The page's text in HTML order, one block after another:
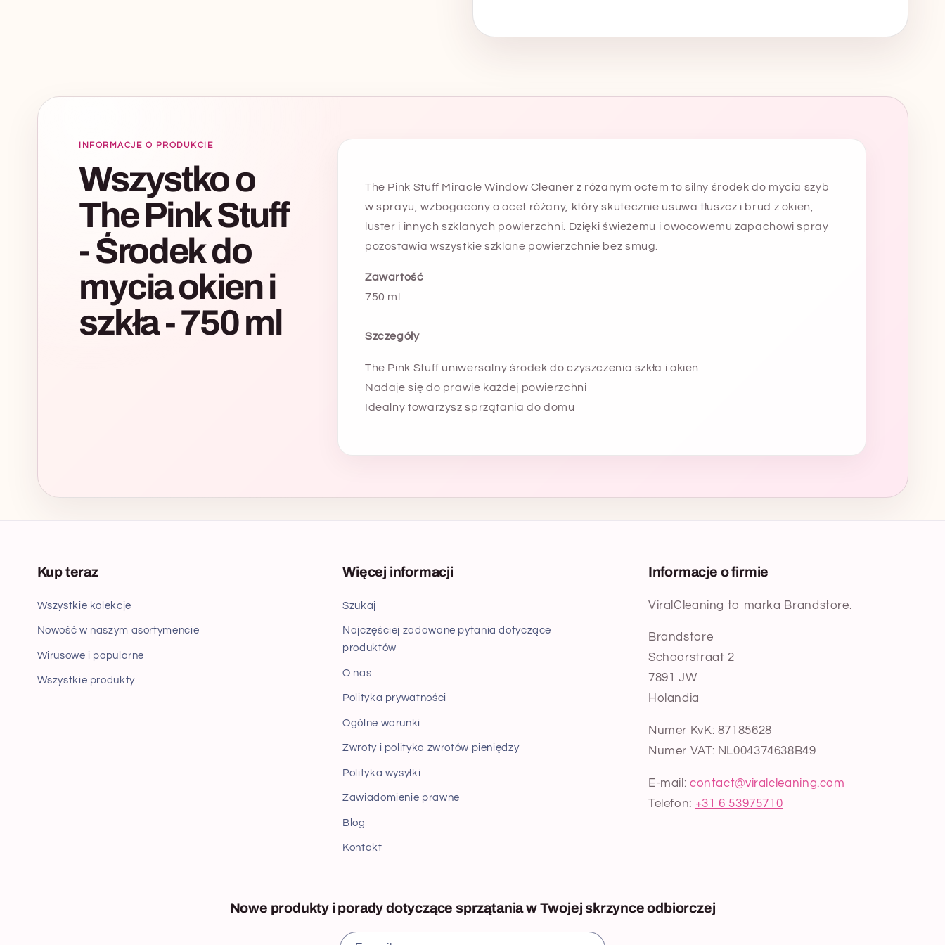
INFORMACJE O PRODUKCIE
Wszystko o
The Pink Stuff
- Środek do
mycia okien i
szkła - 750 ml
The Pink Stuff Miracle Window Cleaner z różanym octem to silny środek do mycia szyb
w sprayu, wzbogacony o ocet różany, który skutecznie usuwa tłuszcz i brud z okien,
luster i innych szklanych powierzchni. Dzięki świeżemu i owocowemu zapachowi spray
pozostawia wszystkie szklane powierzchnie bez smug.
Zawartość
750 ml
Szczegóły
The Pink Stuff uniwersalny środek do czyszczenia szkła i okien
Nadaje się do prawie każdej powierzchni
Idealny towarzysz sprzątania do domu
Kup teraz
Wszystkie kolekcje
Nowość w naszym asortymencie
Wirusowe i popularne
Wszystkie produkty
Więcej informacji
Szukaj
Najczęściej zadawane pytania dotyczące
produktów
O nas
Polityka prywatności
Ogólne warunki
Zwroty i polityka zwrotów pieniędzy
Polityka wysyłki
Zawiadomienie prawne
Blog
Kontakt
Informacje o firmie
ViralCleaning to marka Brandstore.
Brandstore
Schoorstraat 2
7891 JW
Holandia
Numer KvK: 87185628
Numer VAT: NL004374638B49
E-mail: contact@viralcleaning.com
Telefon: +31 6 53975710
Nowe produkty i porady dotyczące sprzątania w Twojej skrzynce odbiorczej